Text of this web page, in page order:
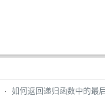
· 如何返回递归函数中的最